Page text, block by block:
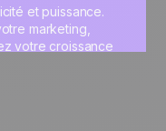
et puissance.
marketing,
votre croissance